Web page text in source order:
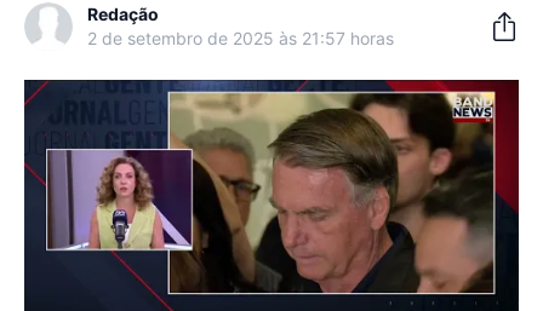
Redação
2 de setembro de 2025 às 21:57 horas